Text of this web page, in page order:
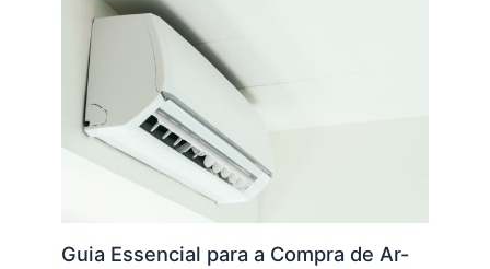
Guia Essencial para a Compra de Ar-